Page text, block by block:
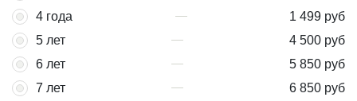
4 года
1 499 руб
5 лет
4 500 руб
6 лет
5 850 руб
7 лет
6 850 руб